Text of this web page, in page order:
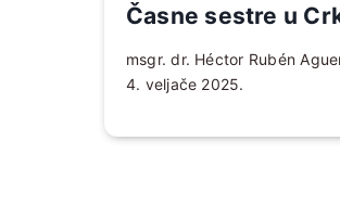
Časne sestre u
msgr. dr. Héctor Rubén
4. veljače 2025.